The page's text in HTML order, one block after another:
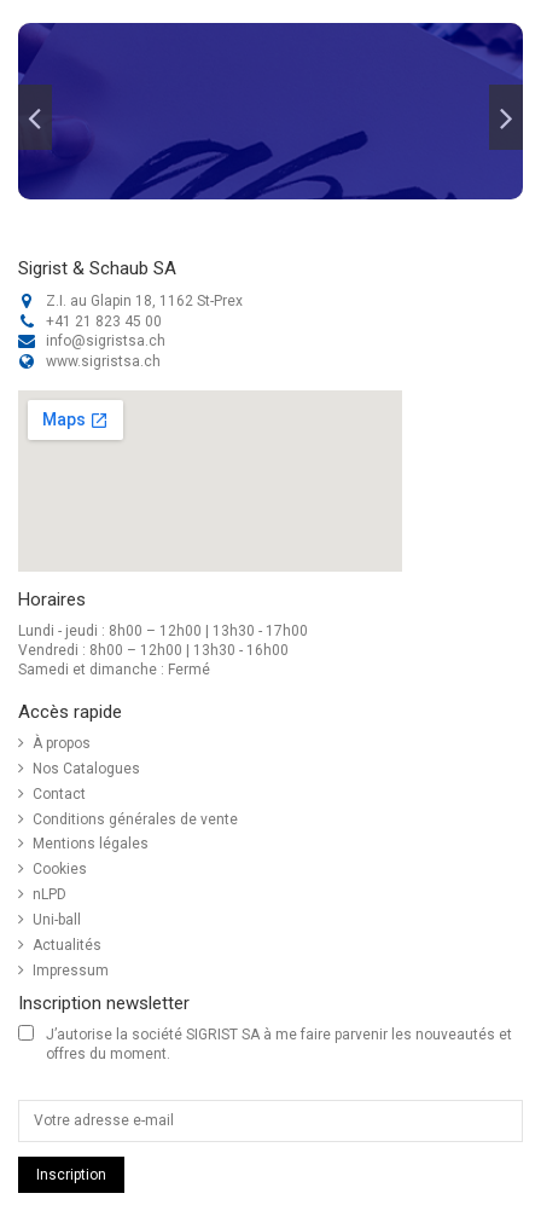
Sigrist & Schaub SA
Z.I. au Glapin 18, 1162 St-Prex
+41 21 823 45 00
info@sigristsa.ch
www.sigristsa.ch
Horaires
Lundi - jeudi : 8h00 – 12h00 | 13h30 - 17h00
Vendredi : 8h00 – 12h00 | 13h30 - 16h00
Samedi et dimanche : Fermé
Accès rapide
À propos
Nos Catalogues
Contact
Conditions générales de vente
Mentions légales
Cookies
nLPD
Uni-ball
Actualités
Impressum
Inscription newsletter
J’autorise la société SIGRIST SA à me faire parvenir les nouveautés et
offres du moment.
Inscription